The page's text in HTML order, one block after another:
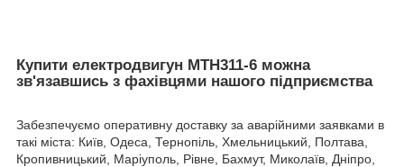
Купити електродвигун MTH311-6 можна
зв'язавшись з фахівцями нашого підприємства
Забезпечуємо оперативну доставку за аварійними заявками в
такі міста: Київ, Одеса, Тернопіль, Хмельницький, Полтава,
Кропивницький, Маріуполь, Рівне, Бахмут, Миколаїв, Дніпро,